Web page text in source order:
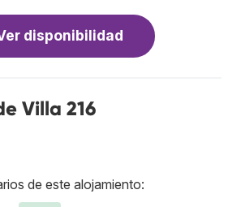
disponibilidad
Villa 216
de este alojamiento: